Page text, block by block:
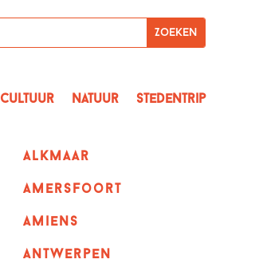
Cultuur Natuur Stedentrip
alkmaar
amersfoort
amiens
Antwerpen